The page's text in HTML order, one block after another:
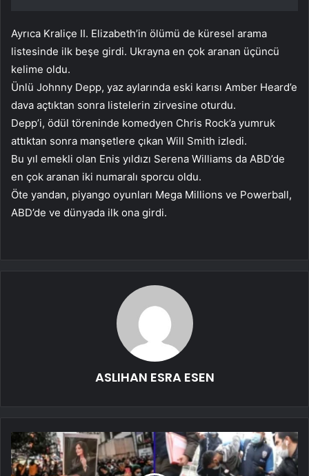
Ayrıca Kraliçe II. Elizabeth’in ölümü de küresel arama
listesinde ilk beşe girdi. Ukrayna en çok aranan üçüncü
kelime oldu.
Ünlü Johnny Depp, yaz aylarında eski karısı Amber Heard’e
dava açtıktan sonra listelerin zirvesine oturdu.
Depp’i, ödül töreninde komedyen Chris Rock’a yumruk
attıktan sonra manşetlere çıkan Will Smith izledi.
Bu yıl emekli olan Enis yıldızı Serena Williams da ABD’de
en çok aranan iki numaralı sporcu oldu.
Öte yandan, piyango oyunları Mega Millions ve Powerball,
ABD’de ve dünyada ilk ona girdi.
ASLIHAN ESRA ESEN